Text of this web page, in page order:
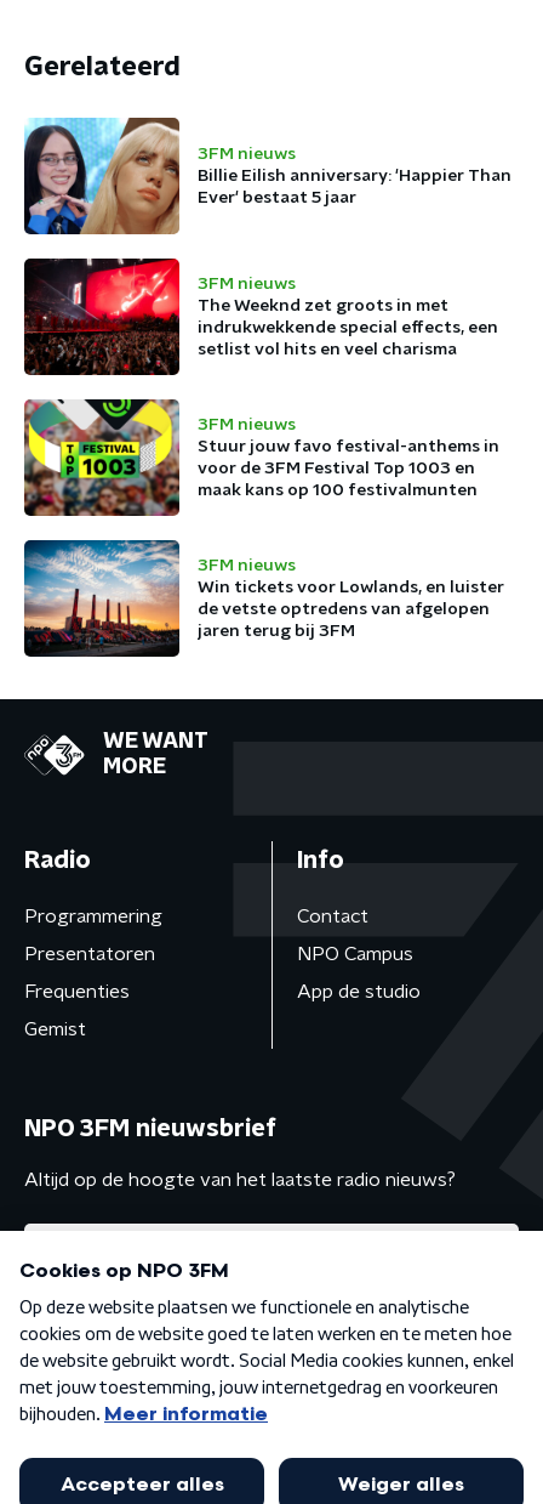
Gerelateerd
3FM nieuws
Billie Eilish anniversary: 'Happier Than
Ever' bestaat 5 jaar
3FM nieuws
The Weeknd zet groots in met
indrukwekkende special effects, een
setlist vol hits en veel charisma
3FM nieuws
Stuur jouw favo festival-anthems in
voor de 3FM Festival Top 1003 en
maak kans op 100 festivalmunten
3FM nieuws
Win tickets voor Lowlands, en luister
de vetste optredens van afgelopen
jaren terug bij 3FM
WE WANT
MORE
Radio
Programmering
Presentatoren
Frequenties
Gemist
Info
Contact
NPO Campus
App de studio
NPO 3FM nieuwsbrief
Altijd op de hoogte van het laatste radio nieuws?
Algemene voorwaarden Privacybeleid